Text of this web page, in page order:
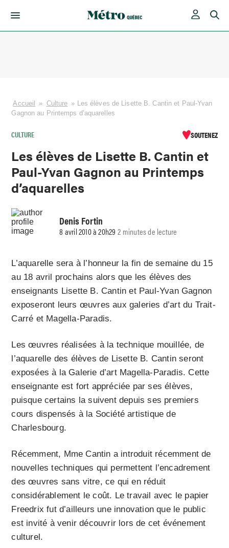
Accueil » Culture » Les élèves de Lisette B. Cantin et Paul-Yvan
Gagnon au Printemps d’aquarelles
CULTURE SOUTENEZ
Les élèves de Lisette B. Cantin et
Paul-Yvan Gagnon au Printemps
d’aquarelles
Denis Fortin
8 avril 2010 à 20h29 2 minutes de lecture
L’aquarelle sera à l’honneur la fin de semaine du 15
au 18 avril prochains alors que les élèves des
enseignants Lisette B. Cantin et Paul-Yvan Gagnon
exposeront leurs œuvres aux galeries d’art du Trait-
Carré et Magella-Paradis.
Les œuvres réalisées à la technique mouillée, de
l’aquarelle des élèves de Lisette B. Cantin seront
exposées à la Galerie d’art Magella-Paradis. Cette
enseignante est fort appréciée par ses élèves,
puisque certains la suivent depuis ses premiers
cours dispensés à la Société artistique de
Charlesbourg.
Récemment, Mme Cantin a introduit récemment de
nouvelles techniques qui permettent l’encadrement
des œuvres sans vitre, ce qui en réduit
considérablement le coût. Le travail avec le papier
Freedrix fut d’ailleurs une innovation que le public
est invité à venir découvrir lors de cet événement
culturel.